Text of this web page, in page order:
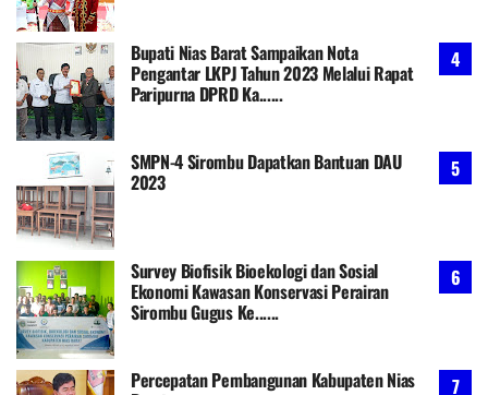
Bupati Nias Barat Sampaikan Nota
Pengantar LKPJ Tahun 2023 Melalui Rapat
Paripurna DPRD Ka......
SMPN-4 Sirombu Dapatkan Bantuan DAU
2023
Survey Biofisik Bioekologi dan Sosial
Ekonomi Kawasan Konservasi Perairan
Sirombu Gugus Ke......
Percepatan Pembangunan Kabupaten Nias